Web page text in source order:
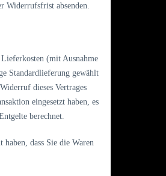
Widerrufsfrist absenden.
(mit Ausnahme
Standardlieferung gewählt
dieses Vertrages
eingesetzt haben, es
berechnet.
dass Sie die Waren